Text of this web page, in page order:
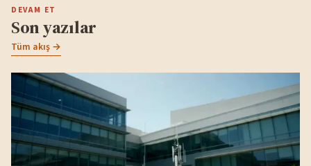
DEVAM ET
Son yazılar
Tüm akış →